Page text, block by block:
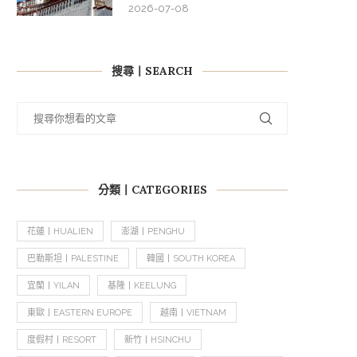
2026-07-08
搜尋丨SEARCH
分類丨CATEGORIES
花蓮丨HUALIEN 澎湖丨PENGHU
巴勒斯坦丨PALESTINE 韓國丨SOUTH KOREA
宜蘭丨YILAN 基隆丨KEELUNG
東歐丨EASTERN EUROPE 越南丨VIETNAM
度假村丨RESORT 新竹丨HSINCHU